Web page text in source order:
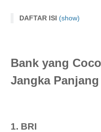
DAFTAR ISI (show)
2. BCA
4. Danamon
Bank yang
Jangka Panjang
1. BRI